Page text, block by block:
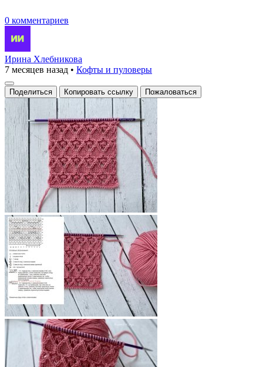
0 комментариев
Ирина Хлебникова
7 месяцев назад • Кофты и пуловеры
Поделиться Копировать ссылку Пожаловаться